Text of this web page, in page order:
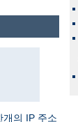
의 IP 주소